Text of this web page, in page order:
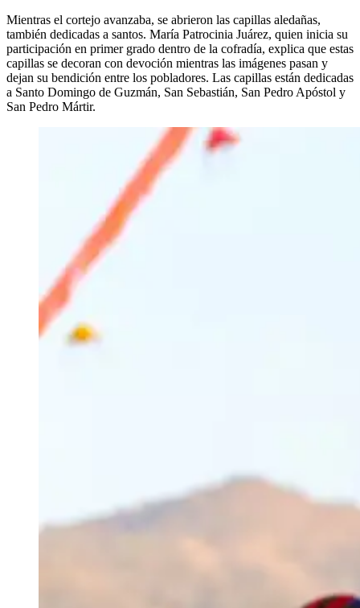
Mientras el cortejo avanzaba, se abrieron las capillas aledañas,
también dedicadas a santos. María Patrocinia Juárez, quien inicia su
participación en primer grado dentro de la cofradía, explica que estas
capillas se decoran con devoción mientras las imágenes pasan y
dejan su bendición entre los pobladores. Las capillas están dedicadas
a Santo Domingo de Guzmán, San Sebastián, San Pedro Apóstol y
San Pedro Mártir.